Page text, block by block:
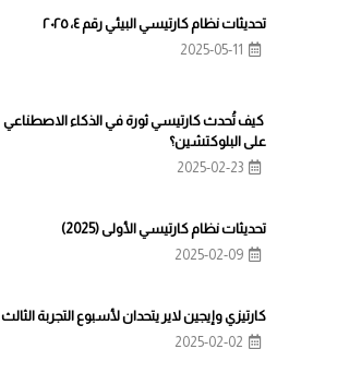
تحديثات نظام كارتيسي البيئي رقم ٤، ٢٠٢٥
2025-05-11
كيف تُحدث كارتيسي ثورة في الذكاء الاصطناعي
على البلوكتشين؟
2025-02-23
تحديثات نظام كارتيسي الأولى (2025)
2025-02-09
كارتيزي وإيجين لاير يتحدان لأسبوع التجربة الثالث
2025-02-02